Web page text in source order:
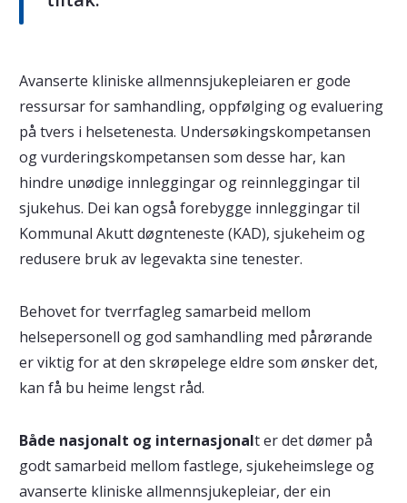
Avanserte kliniske allmennsjukepleiaren er gode
ressursar for samhandling, oppfølging og evaluering
på tvers i helsetenesta. Undersøkingskompetansen
og vurderingskompetansen som desse har, kan
hindre unødige innleggingar og reinnleggingar til
sjukehus. Dei kan også forebygge innleggingar til
Kommunal Akutt døgnteneste (KAD), sjukeheim og
redusere bruk av legevakta sine tenester.
Behovet for tverrfagleg samarbeid mellom
helsepersonell og god samhandling med pårørande
er viktig for at den skrøpelege eldre som ønsker det,
kan få bu heime lengst råd.
Både nasjonalt og internasjonalt er det dømer på
godt samarbeid mellom fastlege, sjukeheimslege og
avanserte kliniske allmennsjukepleiar, der ein